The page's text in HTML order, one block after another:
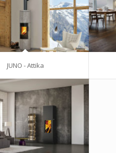
JUNO - Attika